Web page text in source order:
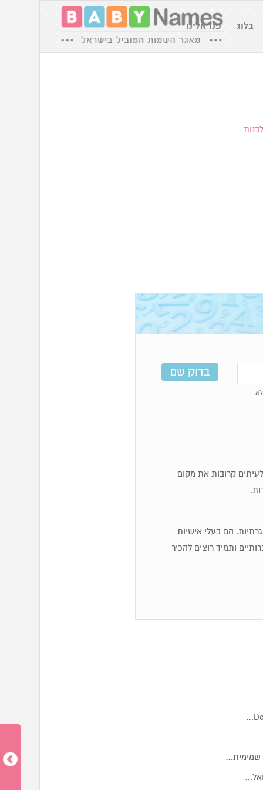
בלוג פנו אלינו
לעיתים קרובות את מקום
שגרתיות. הם בעלי אישיות
ותמיד רוצים להכיר
שמימית…